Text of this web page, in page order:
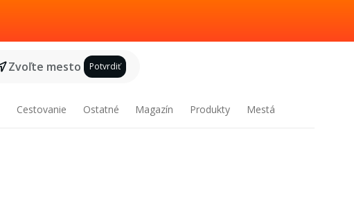
Zvoľte mesto Potvrdiť
Cestovanie Ostatné Magazín Produkty Mestá